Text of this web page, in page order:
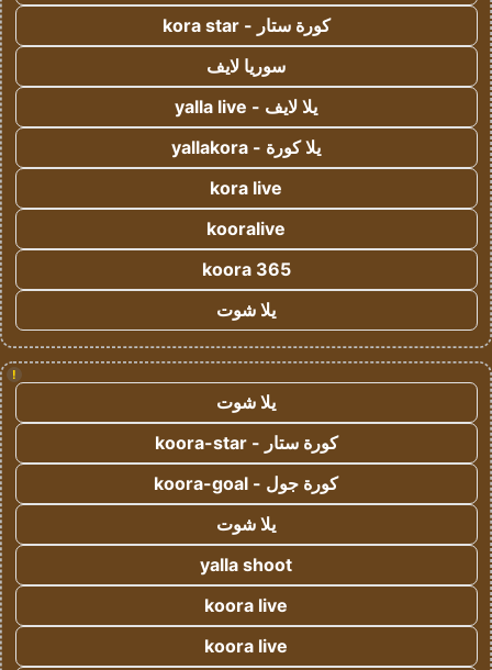
كورة ستار - kora star
سوريا لايف
يلا لايف - yalla live
يلا كورة - yallakora
kora live
kooralive
koora 365
يلا شوت
!
يلا شوت
كورة ستار - koora-star
كورة جول - koora-goal
يلا شوت
yalla shoot
koora live
koora live